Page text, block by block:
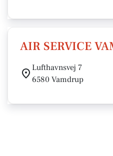
AIR SERVICE
Lufthavnsvej 7
6580 Vamdrup